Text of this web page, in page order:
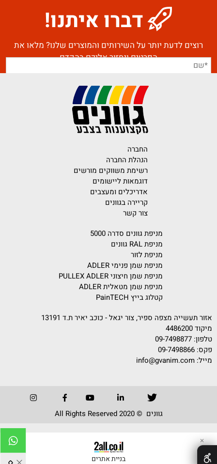
דברו איתנו!
רוצים לדעת יותר על השירותים והמוצרים שלנו? מלאו את
הפרטים ונחזור אליכם בהקדם
החברה
הנהלת החברה
רשימת משווקים מורשים
דוגמאות ליישומים
אדריכלים ומעצבים
קריירה בגוונים
צור קשר
מניפת גוונים סדרה 5000
מניפת RAL גוונים
מניפת לזור
מניפת שמן פנימי ADLER
מניפת שמן חיצוני PULLEX ADLER
מניפת שמן מטאלית ADLER
קטלוג בייץ PainTECH
אזור תעשייה מצפה ספיר, צור יגאל - כוכב יאיר ת.ד 13191
מיקוד 4486200
טלפון: 09-7498877
פקס: 09-7498866
מייל: info@gvanim.com
גוונים © 2020 All Rights Reserved
בניית אתרים
✕